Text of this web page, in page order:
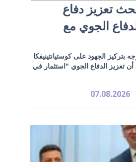
تعزيز دفاع
الجوي مع
بتركيز الجهود على كوستيانتينيفكا
تعزيز الدفاع الجوي "استثمار في
07.08.2026